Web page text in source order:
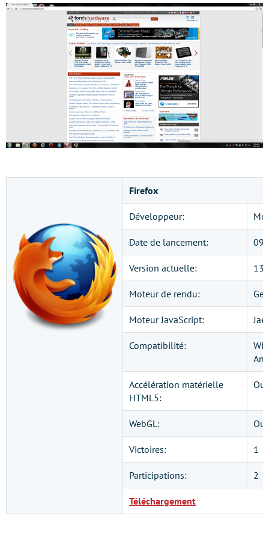
Firefox
Développeur:
Date de lancement:
Version actuelle: 13
Moteur de rendu:
Moteur JavaScript:
Compatibilité:
Accélération matérielle
HTML5:
Oui
WebGL: Oui
Victoires: 1
Participations: 2
Téléchargement